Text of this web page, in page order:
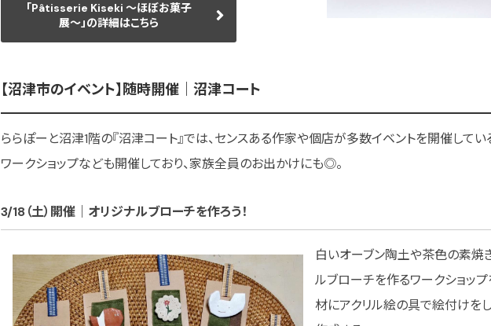
「Pâtisserie Kiseki ～ほぼお菓子
展〜」の詳細はこちら
【沼津市のイベント】随時開催｜沼津コート
ららぽーと沼津1階の『沼津コート』では、センスある作家や個店が多数イベントを開催してい
ワークショップなども開催しており、家族全員のお出かけにも◎。
3/18（土）開催｜オリジナルブローチを作ろう！
白いオーブン陶土や茶色の素焼
ルブローチを作るワークショッ
材にアクリル絵の具で絵付けを